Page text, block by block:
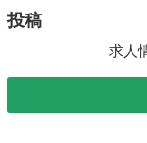
投稿
求人